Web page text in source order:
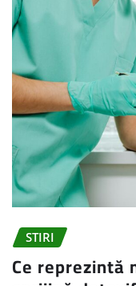
STIRI
Ce reprezintă